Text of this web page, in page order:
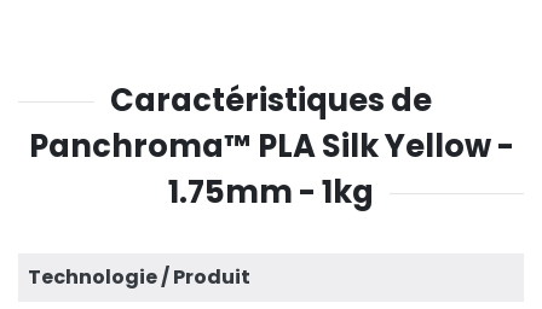
Caractéristiques de
Panchroma™ PLA Silk Yellow -
1.75mm - 1kg
Technologie / Produit